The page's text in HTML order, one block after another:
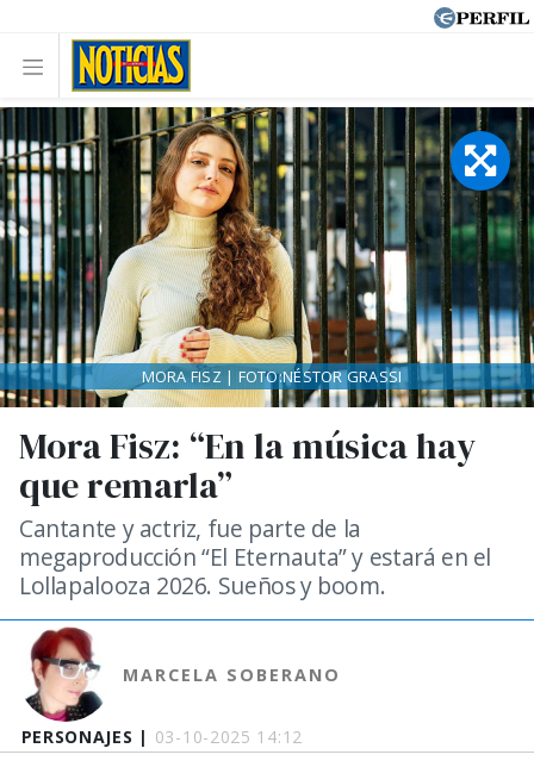
PERSONAJES | 03-10-2025 14:12
Mora Fisz: “En la música hay
que remarla”
Cantante y actriz, fue parte de la
megaproducción “El Eternauta” y estará en el
Lollapalooza 2026. Sueños y boom.
MARCELA SOBERANO
MORA FISZ | FOTO:NÉSTOR GRASSI